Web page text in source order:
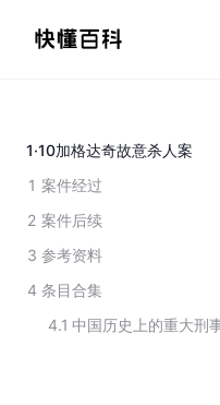
1·10加格达奇故意杀人案
1 案件经过
2 案件后续
3 参考资料
4 条目合集
4.1